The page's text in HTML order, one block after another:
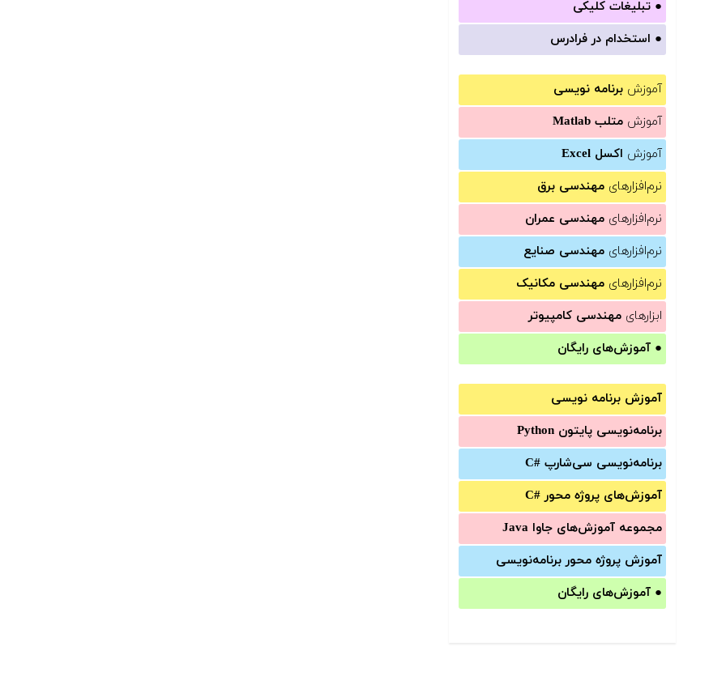
● تبلیغات کلیکی
● استخدام در فرادرس
آموزش برنامه نویسی
آموزش متلب Matlab
آموزش اکسل Excel
نرم‌افزارهای مهندسی برق
نرم‌افزارهای مهندسی عمران
نرم‌افزارهای مهندسی صنایع
نرم‌افزارهای مهندسی مکانیک
ابزارهای مهندسی کامپیوتر
● آموزش‌های رایگان
آموزش برنامه نویسی
برنامه‌نویسی پایتون Python
برنامه‌‌نویسی سی‌شارپ C#‎
آموزش‌های پروژه محور #C
مجموعه آموزش‌های جاوا Java
آموزش‌ پروژه محور برنامه‌نویسی
● آموزش‌های رایگان